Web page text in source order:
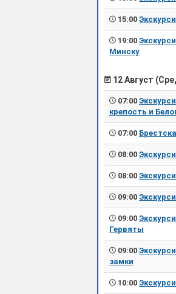
15:00
19:00
Минску
12 Август
07:00
крепость и
07:00
08:00
08:00
09:00
09:00
Гервяты
09:00
замки
10:00